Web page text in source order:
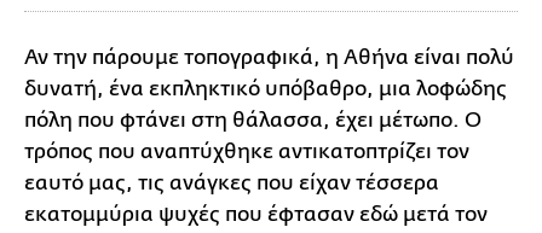
Αν την πάρουμε τοπογραφικά, η Αθήνα είναι πολύ
δυνατή, ένα εκπληκτικό υπόβαθρο, μια λοφώδης
πόλη που φτάνει στη θάλασσα, έχει μέτωπο. Ο
τρόπος που αναπτύχθηκε αντικατοπτρίζει τον
εαυτό μας, τις ανάγκες που είχαν τέσσερα
εκατομμύρια ψυχές που έφτασαν εδώ μετά τον